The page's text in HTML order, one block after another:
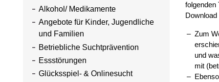
Alkohol/ Medikamente
Angebote für Kinder, Jugendliche
und Familien
Betriebliche Suchtprävention
Essstörungen
Glücksspiel- & Onlinesucht
folgenden
Download
Zum
und
mit